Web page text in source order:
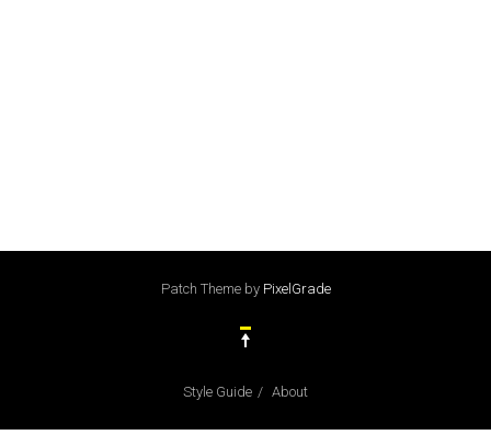
Patch Theme by PixelGrade
Style Guide About